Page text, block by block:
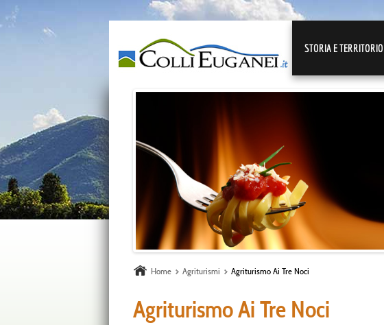
STORIA E TERRITORIO
Home Agriturismi Agriturismo Ai Tre Noci
Agriturismo Ai Tre Noci